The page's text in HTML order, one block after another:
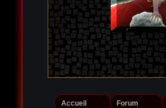
Accueil Forum